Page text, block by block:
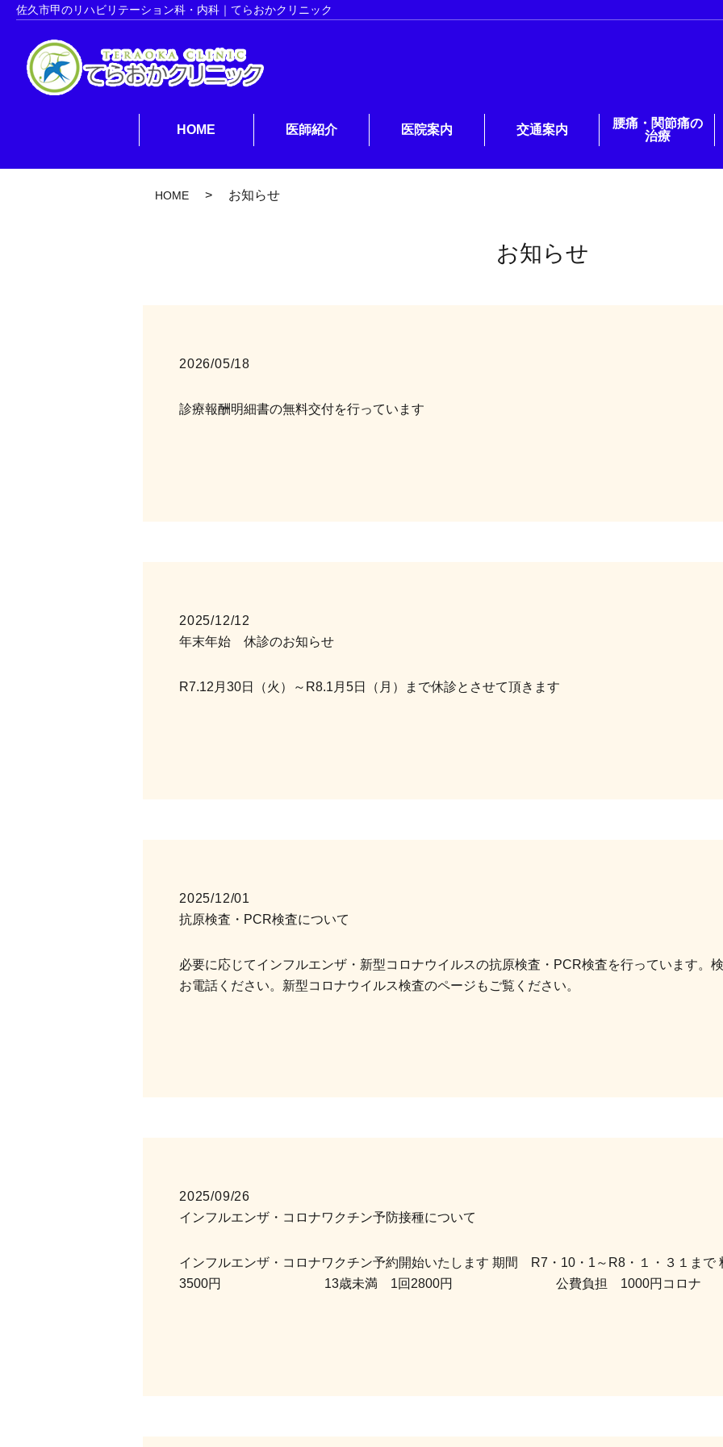
佐久市甲のリハビリテーション科・内科｜てらおかクリニック
HOME 医師紹介 医院案内 交通案内
腰痛・関節痛の
治療
HOME お知らせ
お知らせ
2026/05/18
診療報酬明細書の無料交付を行っています
2025/12/12
年末年始 休診のお知らせ
R7.12月30日（火）～R8.1月5日（月）まで休診とさせて頂きます
2025/12/01
抗原検査・PCR検査について
必要に応じてインフルエンザ・新型コロナウイルスの抗原検査・PCR検査を行っています。
お電話ください。新型コロナウイルス検査のページもご覧ください。
2025/09/26
インフルエンザ・コロナワクチン予防接種について
インフルエンザ・コロナワクチン予約開始いたします 期間 R7・10・1～R8・１・３１
3500円 13歳未満 1回2800円 公費負担 1000円コロ